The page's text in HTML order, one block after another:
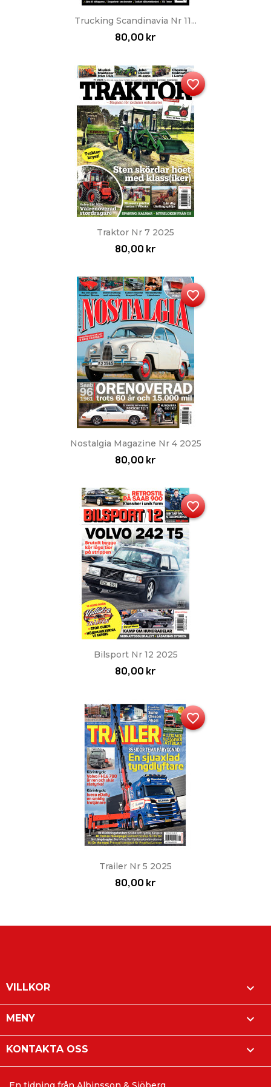
Trucking Scandinavia Nr 11...
80,00 kr
Traktor Nr 7 2025
80,00 kr
favorite_border
Nostalgia Magazine Nr 4 2025
80,00 kr
favorite_border
Bilsport Nr 12 2025
80,00 kr
favorite_border
Trailer Nr 5 2025
80,00 kr
favorite_border
VILLKOR 
MENY 
KONTAKTA OSS 